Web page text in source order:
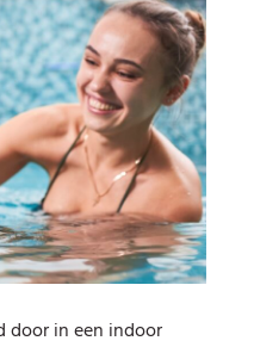
door in een indoor